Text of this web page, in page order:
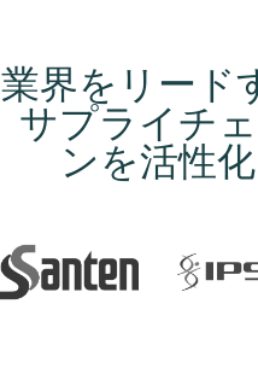
業界をリード
サプライチ
ンを活性化